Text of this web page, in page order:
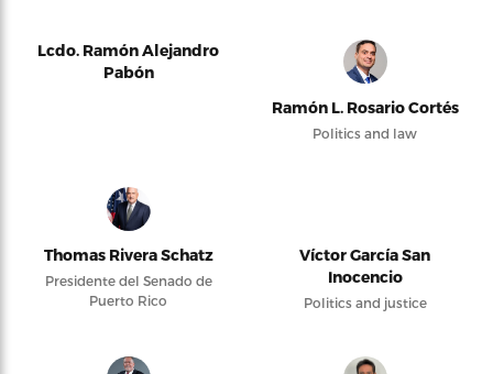
Lcdo. Ramón Alejandro
Pabón
Ramón L. Rosario Cortés
Politics and law
Thomas Rivera Schatz
Presidente del Senado de
Puerto Rico
Víctor García San
Inocencio
Politics and justice